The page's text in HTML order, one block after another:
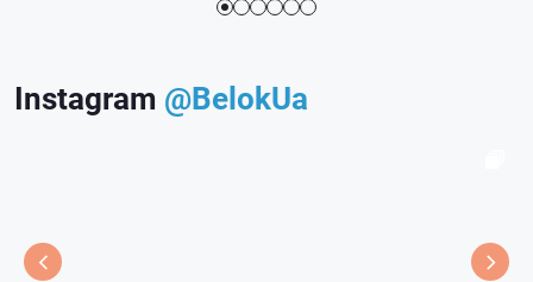
Instagram @BelokUa